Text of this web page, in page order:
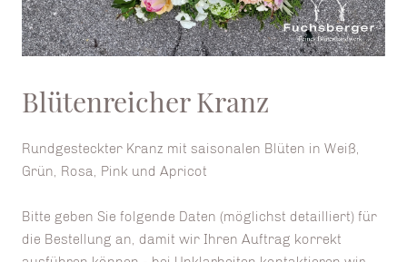
Blütenreicher Kranz
Rundgesteckter Kranz mit saisonalen Blüten in Weiß,
Grün, Rosa, Pink und Apricot
Bitte geben Sie folgende Daten (möglichst detailliert) für
die Bestellung an, damit wir Ihren Auftrag korrekt